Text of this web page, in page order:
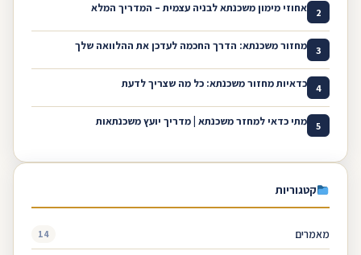
2 אחוזי מימון משכנתא לבניה עצמית – המדריך המלא
3 מחזור משכנתא: הדרך החכמה לעדכן את ההלוואה שלך
4 כדאיות מחזור משכנתא: כל מה שצריך לדעת
5 מתי כדאי למחזר משכנתא | מדריך יועץ משכנתאות
קטגוריות
מאמרים 14